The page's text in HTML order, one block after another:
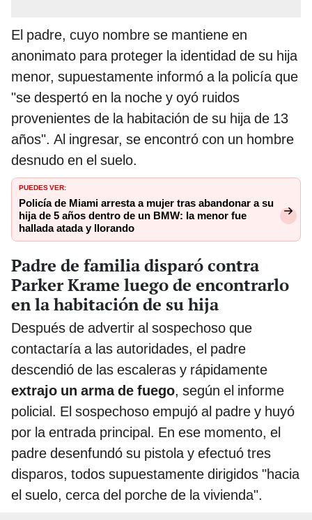
El padre, cuyo nombre se mantiene en
anonimato para proteger la identidad de su hija
menor, supuestamente informó a la policía que
"se despertó en la noche y oyó ruidos
provenientes de la habitación de su hija de 13
años". Al ingresar, se encontró con un hombre
desnudo en el suelo.
PUEDES VER:
Policía de Miami arresta a mujer tras abandonar a su
hija de 5 años dentro de un BMW: la menor fue
hallada atada y llorando
Padre de familia disparó contra
Parker Krame luego de encontrarlo
en la habitación de su hija
Después de advertir al sospechoso que
contactaría a las autoridades, el padre
descendió de las escaleras y rápidamente
extrajo un arma de fuego, según el informe
policial. El sospechoso empujó al padre y huyó
por la entrada principal. En ese momento, el
padre desenfundó su pistola y efectuó tres
disparos, todos supuestamente dirigidos "hacia
el suelo, cerca del porche de la vivienda".